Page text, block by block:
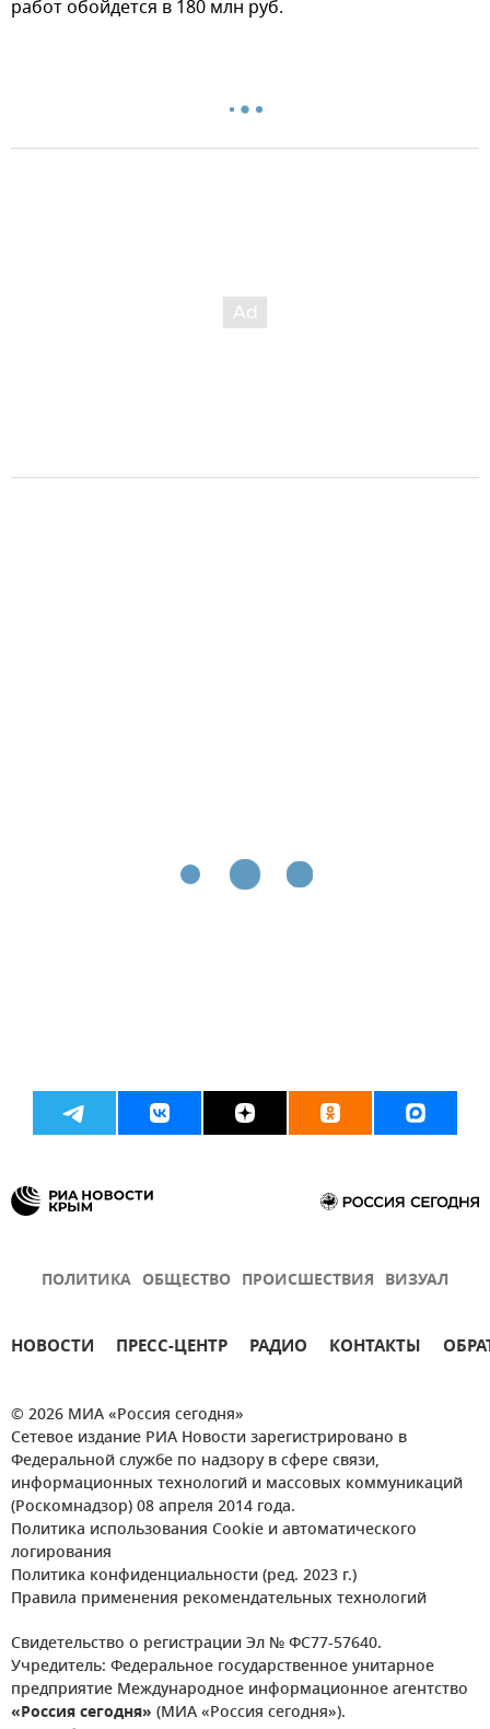
работ обойдется в 180 млн руб.
ПОЛИТИКА ОБЩЕСТВО ПРОИСШЕСТВИЯ ВИЗУАЛ
НОВОСТИ ПРЕСС-ЦЕНТР РАДИО КОНТАКТЫ
© 2026 МИА «Россия сегодня»
Сетевое издание РИА Новости зарегистрировано в
Федеральной службе по надзору в сфере связи,
информационных технологий и массовых коммуникаций
(Роскомнадзор) 08 апреля 2014 года.
Политика использования Cookie и автоматического
логирования
Политика конфиденциальности (ред. 2023 г.)
Правила применения рекомендательных технологий
Свидетельство о регистрации Эл № ФС77-57640.
Учредитель: Федеральное государственное унитарное
предприятие Международное информационное агентство
«Россия сегодня» (МИА «Россия сегодня»).